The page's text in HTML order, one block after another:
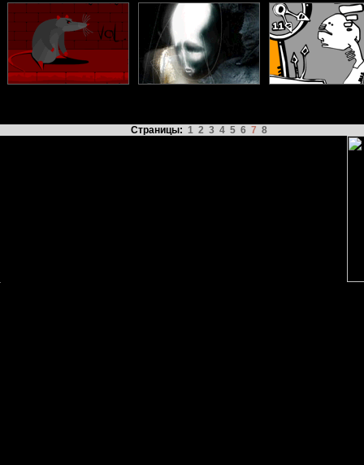
Страницы: 1 2 3 4 5 6 7 8